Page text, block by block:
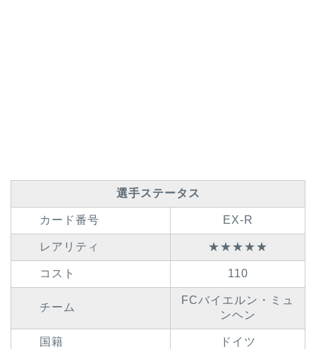
選手ステータス
カード番号 EX-R
レアリティ ★★★★★
コスト 110
チーム
FCバイエルン・ミュ
ンヘン
国籍 ドイツ